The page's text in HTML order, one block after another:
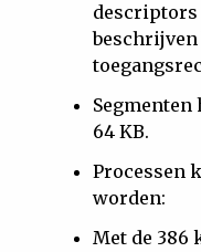
descriptors
beschrijven
Segmenten
64 KB.
Processen
worden:
Met de 386